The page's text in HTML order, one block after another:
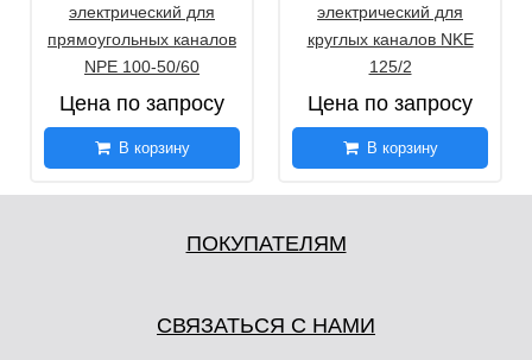
электрический для
прямоугольных каналов
NPE 100-50/60
Цена по запросу
В корзину
электрический для
круглых каналов NKE
125/2
Цена по запросу
В корзину
ПОКУПАТЕЛЯМ
СВЯЗАТЬСЯ С НАМИ